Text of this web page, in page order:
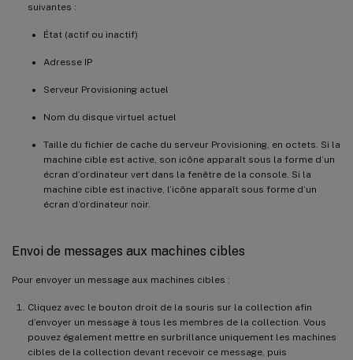
suivantes :
État (actif ou inactif)
Adresse IP
Serveur Provisioning actuel
Nom du disque virtuel actuel
Taille du fichier de cache du serveur Provisioning, en octets. Si la
machine cible est active, son icône apparaît sous la forme d’un
écran d’ordinateur vert dans la fenêtre de la console. Si la
machine cible est inactive, l’icône apparaît sous forme d’un
écran d’ordinateur noir.
Envoi de messages aux machines cibles
Pour envoyer un message aux machines cibles :
Cliquez avec le bouton droit de la souris sur la collection afin
d’envoyer un message à tous les membres de la collection. Vous
pouvez également mettre en surbrillance uniquement les machines
cibles de la collection devant recevoir ce message, puis